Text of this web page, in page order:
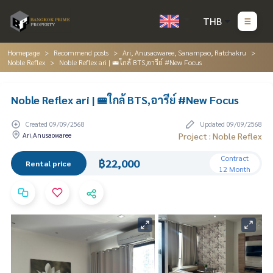
THB
Homepage Recommend posts
Ari, Anusaowaree, Sanampao, Ratchakru
Noble Reflex
Noble Reflex ari | 🚝ใกล้ BTS,อารีย์ #New Focus
Noble Reflex ari | 🚝ใกล้ BTS,อารีย์ #New Focus
Created 09/09/2568
Updated 09/09/2568
Ari,Anusaowaree
Project : Noble Reflex
Rental price ฿22,000
Contract
12 Month